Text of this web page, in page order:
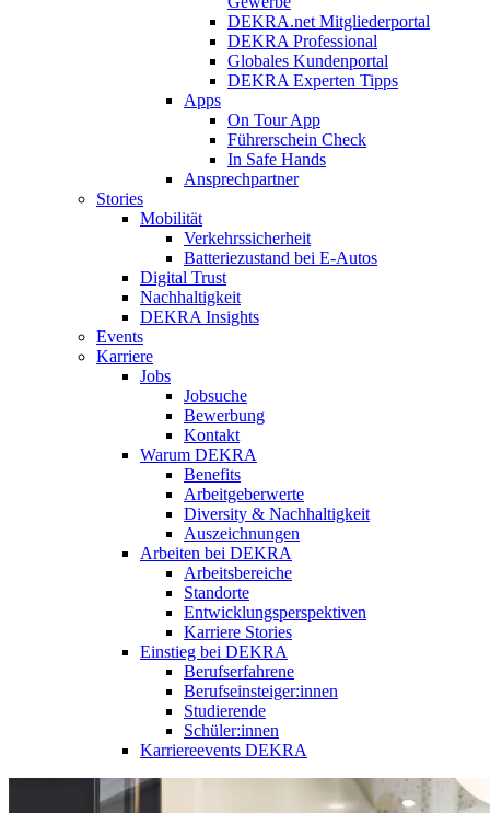
DEKRA.net Mitgliederportal
DEKRA Professional
Globales Kundenportal
DEKRA Experten Tipps
Apps
On Tour App
Führerschein Check
In Safe Hands
Ansprechpartner
Stories
Mobilität
Verkehrssicherheit
Batteriezustand bei E-Autos
Digital Trust
Nachhaltigkeit
DEKRA Insights
Events
Karriere
Jobs
Jobsuche
Bewerbung
Kontakt
Warum DEKRA
Benefits
Arbeitgeberwerte
Diversity & Nachhaltigkeit
Auszeichnungen
Arbeiten bei DEKRA
Arbeitsbereiche
Standorte
Entwicklungsperspektiven
Karriere Stories
Einstieg bei DEKRA
Berufserfahrene
Berufseinsteiger:innen
Studierende
Schüler:innen
Karriereevents DEKRA